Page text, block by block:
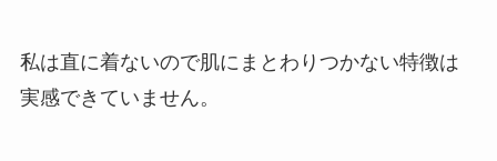
私は直に着ないので肌にまとわりつかない特徴は
実感できていません。